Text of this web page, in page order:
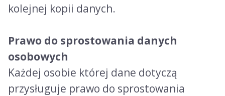
kolejnej kopii danych.
Prawo do sprostowania danych
osobowych
Każdej osobie której dane dotyczą
przysługuje prawo do sprostowania